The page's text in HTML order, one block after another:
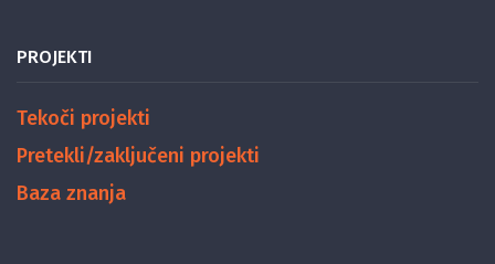
PROJEKTI
Tekoči projekti
Pretekli/zaključeni projekti
Baza znanja